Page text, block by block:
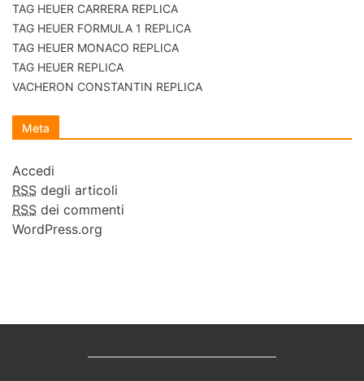
TAG HEUER CARRERA REPLICA
TAG HEUER FORMULA 1 REPLICA
TAG HEUER MONACO REPLICA
TAG HEUER REPLICA
VACHERON CONSTANTIN REPLICA
Meta
Accedi
RSS degli articoli
RSS dei commenti
WordPress.org